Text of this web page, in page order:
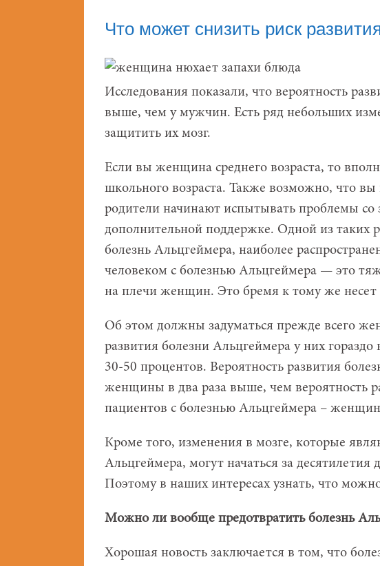
Что может снизить риск
Исследования показали, что вероятность
выше, чем у мужчин. Есть ряд небольших
защитить их мозг.
Если вы женщина среднего возраста, то
школьного возраста. Также возможно, что вы
родители начинают испытывать проблемы со
дополнительной поддержке. Одной из таких
болезнь Альцгеймера, наиболее
человеком с болезнью Альцгеймера — это
на плечи женщин. Это бремя к тому же несет
Об этом должны задуматься прежде всего
развития болезни Альцгеймера у них
30-50 процентов. Вероятность развития
женщины в два раза выше, чем вероятность
пациентов с болезнью Альцгеймера –
Кроме того, изменения в мозге, которые
Альцгеймера, могут начаться за
Поэтому в наших интересах узнать, что
Можно ли вообще предотвратить болезнь
Хорошая новость заключается в том, что